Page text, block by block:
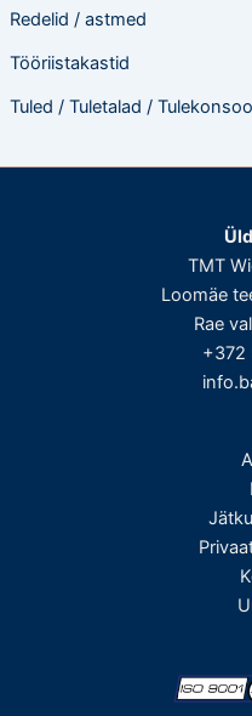
Redelid / astmed
Tööriistakastid
Tuled / Tuletalad /
TMT
Loomäe
Rae
+372